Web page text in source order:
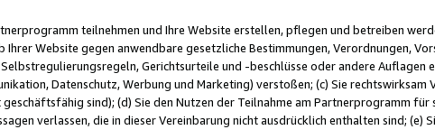
teilnehmen und Ihre Website erstellen, pflegen und betreiben
Website gegen anwendbare gesetzliche Bestimmungen, Verordnungen,
Gerichtsurteile und -beschlüsse oder andere Auflagen
Datenschutz, Werbung und Marketing) verstoßen; (c) Sie rechtswirksam
sind); (d) Sie den Nutzen der Teilnahme am Partnerprogramm für
verlassen, die in dieser Vereinbarung nicht ausdrücklich enthalten sind; (e)